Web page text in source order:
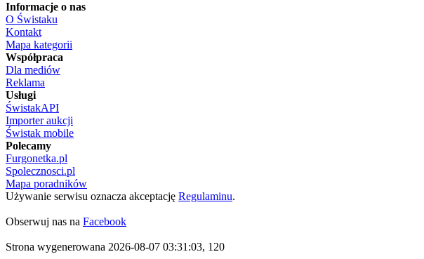
Informacje o nas
O Świstaku
Kontakt
Mapa kategorii
Współpraca
Dla mediów
Reklama
Usługi
ŚwistakAPI
Importer aukcji
Świstak mobile
Polecamy
Furgonetka.pl
Spolecznosci.pl
Mapa poradników
Używanie serwisu oznacza akceptację Regulaminu.
Obserwuj nas na Facebook
Strona wygenerowana 2026-08-07 03:31:03, 120